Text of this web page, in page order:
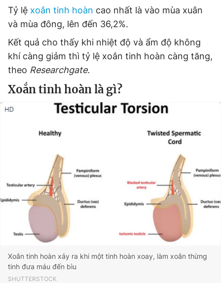
Hotline
0906 645 777
Liên hệ quảng cáo
Phó tổng biên tập: Lâm Hiếu Dũng
Tổng thư ký tòa soạn: Đức Trung
Giấy phép xuất bản số 110/GP - BTTTT cấp ngày 24.3.2020
© 2003-2026 Bản quyền thuộc về Báo Thanh Niên. Cấm sao
chép dưới mọi hình thức nếu không có sự chấp thuận bằng văn
bản. Phát triển bởi ePi Technologies, JSC.
Tỷ lệ xoắn tinh hoàn cao nhất là vào mùa xuân
và mùa đông, lên đến 36,2%.
Kết quả cho thấy khi nhiệt độ và ẩm độ không
khí càng giảm thì tỷ lệ xoắn tinh hoàn càng tăng,
theo Researchgate.
Xoắn tinh hoàn là gì?
Xoắn tinh hoàn xảy ra khi một tinh hoàn xoay, làm xoắn thừng
tinh đưa máu đến bìu
SHUTTERSTOCK